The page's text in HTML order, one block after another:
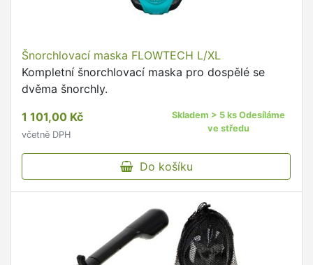
Šnorchlovací maska FLOWTECH L/XL
Kompletní šnorchlovací maska pro dospělé se
dvěma šnorchly.
1 101,00 Kč
včetně DPH
Skladem > 5 ks Odesíláme
ve středu
Do košíku